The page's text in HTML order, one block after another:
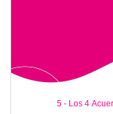
5 - Los 4